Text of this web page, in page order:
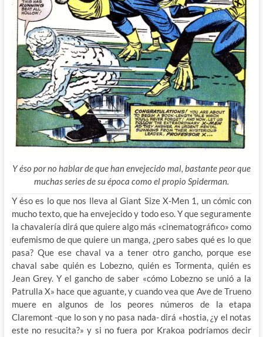
Y éso por no hablar de que han envejecido mal, bastante peor que
muchas series de su época como el propio Spiderman.
Y éso es lo que nos lleva al Giant Size X-Men 1, un cómic con
mucho texto, que ha envejecido y todo eso. Y que seguramente
la chavalería dirá que quiere algo más «cinematográfico» como
eufemismo de que quiere un manga, ¿pero sabes qué es lo que
pasa? Que ese chaval va a tener otro gancho, porque ese
chaval sabe quién es Lobezno, quién es Tormenta, quién es
Jean Grey. Y el gancho de saber «cómo Lobezno se unió a la
Patrulla X» hace que aguante, y cuando vea que Ave de Trueno
muere en algunos de los peores números de la etapa
Claremont -que lo son y no pasa nada- dirá «hostia, ¿y el notas
este no resucita?» y si no fuera por Krakoa podríamos decir